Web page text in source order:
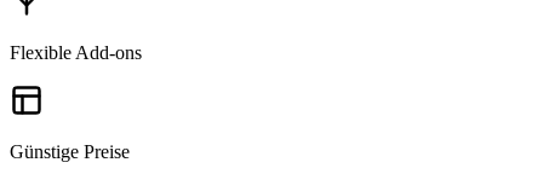
Flexible Add-ons
Günstige Preise